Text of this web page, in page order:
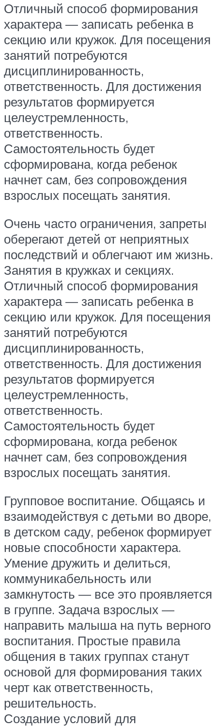
Отличный способ формирования
характера — записать ребенка в
секцию или кружок. Для посещения
занятий потребуются
дисциплинированность,
ответственность. Для достижения
результатов формируется
целеустремленность,
ответственность.
Самостоятельность будет
сформирована, когда ребенок
начнет сам, без сопровождения
взрослых посещать занятия.
Очень часто ограничения, запреты
оберегают детей от неприятных
последствий и облегчают им жизнь.
Занятия в кружках и секциях.
Отличный способ формирования
характера — записать ребенка в
секцию или кружок. Для посещения
занятий потребуются
дисциплинированность,
ответственность. Для достижения
результатов формируется
целеустремленность,
ответственность.
Самостоятельность будет
сформирована, когда ребенок
начнет сам, без сопровождения
взрослых посещать занятия.
Групповое воспитание. Общаясь и
взаимодействуя с детьми во дворе,
в детском саду, ребенок формирует
новые способности характера.
Умение дружить и делиться,
коммуникабельность или
замкнутость — все это проявляется
в группе. Задача взрослых —
направить малыша на путь верного
воспитания. Простые правила
общения в таких группах станут
основой для формирования таких
черт как ответственность,
решительность.
Создание условий для